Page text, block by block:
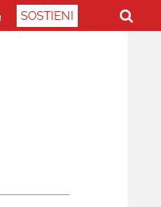
SOSTIENI